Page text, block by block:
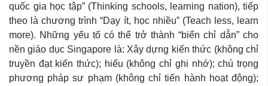
quốc gia học tập” (Thinking schools, learning nation), tiếp
theo là chương trình “Dạy ít, học nhiều” (Teach less, learn
more). Những yếu tố có thể trở thành “biển chỉ dẫn” cho
nền giáo dục Singapore là: Xây dựng kiến thức (không chỉ
truyền đạt kiến thức); hiểu (không chỉ ghi nhớ); chú trọng
phương pháp sư phạm (không chỉ tiến hành hoạt động);